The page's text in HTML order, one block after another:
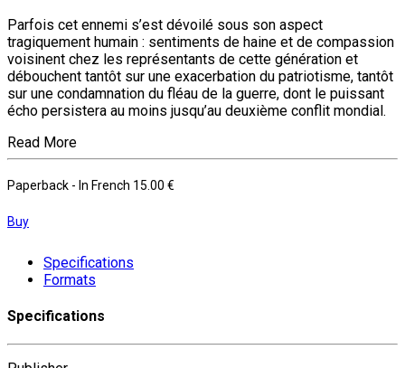
Parfois cet ennemi s’est dévoilé sous son aspect
tragiquement humain : sentiments de haine et de compassion
voisinent chez les représentants de cette génération et
débouchent tantôt sur une exacerbation du patriotisme, tantôt
sur une condamnation du fléau de la guerre, dont le puissant
écho persistera au moins jusqu’au deuxième conflit mondial.
Read More
Paperback - In French 15.00 €
Buy
Specifications
Formats
Specifications